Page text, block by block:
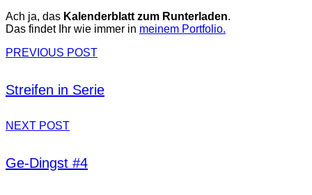
Ach ja, das Kalenderblatt zum Runterladen.
Das findet Ihr wie immer in meinem Portfolio.
PREVIOUS POST
Streifen in Serie
NEXT POST
Ge-Dingst #4